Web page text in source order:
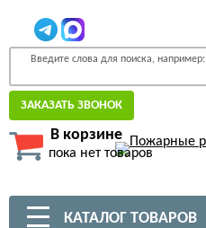
Введите слова для поиска, например:
ЗАКАЗАТЬ ЗВОНОК
В корзине
пока нет товаров
КАТАЛОГ ТОВАРОВ